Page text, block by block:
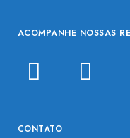
ACOMPANHE NOSSAS
CONTATO